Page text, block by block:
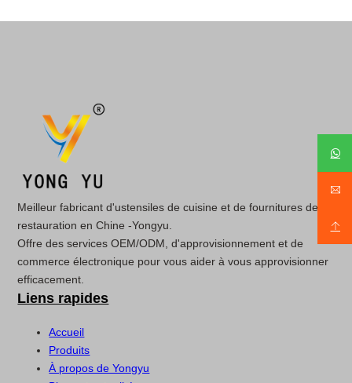
Meilleur fabricant d'ustensiles de cuisine et de fournitures de
restauration en Chine -Yongyu.
Offre des services OEM/ODM, d'approvisionnement et de
commerce électronique pour vous aider à vous approvisionner
efficacement.
Liens rapides
Accueil
Produits
À propos de Yongyu